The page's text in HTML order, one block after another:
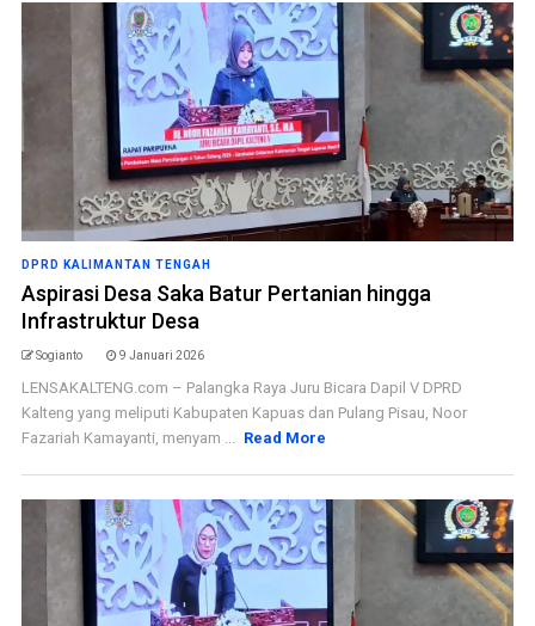
DPRD KALIMANTAN TENGAH
Aspirasi Desa Saka Batur Pertanian hingga
Infrastruktur Desa
Sogianto 9 Januari 2026
LENSAKALTENG.com – Palangka Raya Juru Bicara Dapil V DPRD
Kalteng yang meliputi Kabupaten Kapuas dan Pulang Pisau, Noor
Fazariah Kamayanti, menyam ... Read More